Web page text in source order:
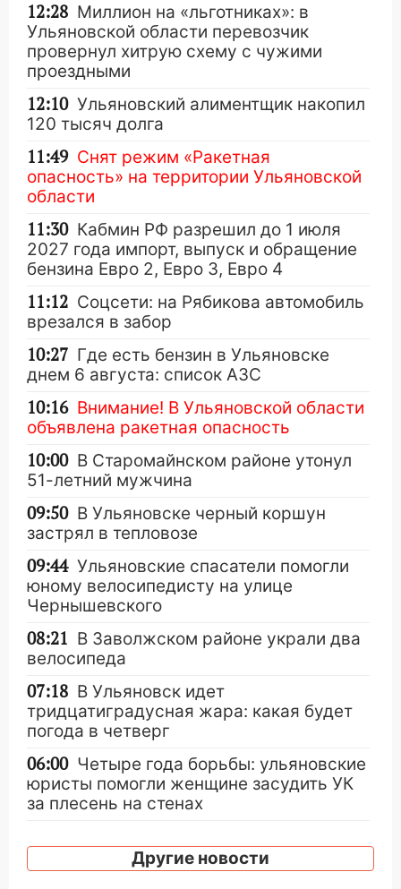
12:28 Миллион на «льготниках»: в
Ульяновской области перевозчик
провернул хитрую схему с чужими
проездными
12:10 Ульяновский алиментщик накопил
120 тысяч долга
11:49 Снят режим «Ракетная
опасность» на территории Ульяновской
области
11:30 Кабмин РФ разрешил до 1 июля
2027 года импорт, выпуск и обращение
бензина Евро 2, Евро 3, Евро 4
11:12 Соцсети: на Рябикова автомобиль
врезался в забор
10:27 Где есть бензин в Ульяновске
днем 6 августа: список АЗС
10:16 Внимание! В Ульяновской области
объявлена ракетная опасность
10:00 В Старомайнском районе утонул
51-летний мужчина
09:50 В Ульяновске черный коршун
застрял в тепловозе
09:44 Ульяновские спасатели помогли
юному велосипедисту на улице
Чернышевского
08:21 В Заволжском районе украли два
велосипеда
07:18 В Ульяновск идет
тридцатиградусная жара: какая будет
погода в четверг
06:00 Четыре года борьбы: ульяновские
юристы помогли женщине засудить УК
за плесень на стенах
прибыль, а кому — испытания на
прочность
Другие новости